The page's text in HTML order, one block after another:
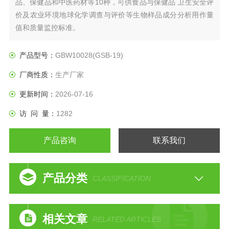
品、保健品和中医药材等10种，可供食品与保健品 卫生安全评
价及农业环境地球化学调查与评价等生物样品成分分析用作量
值和质量监控标准。
产品型号： GBW10028(GSB-19)
厂商性质： 生产厂家
更新时间： 2026-07-16
访 问 量： 1282
产品咨询 联系我们
产品分类 CLASSIFICATION
相关文章 RELATED ARTICLES